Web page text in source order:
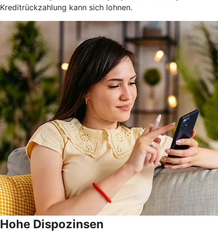
Kreditrückzahlung kann sich lohnen.
Hohe Dispozinsen